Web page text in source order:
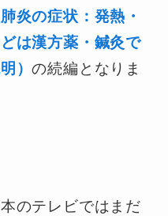
炎の症状：発熱・
は漢方薬・鍼灸で
）の続編となりま
のテレビではまだ